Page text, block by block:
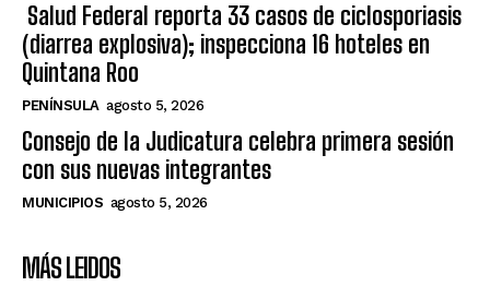
Salud Federal reporta 33 casos de ciclosporiasis
(diarrea explosiva); inspecciona 16 hoteles en
Quintana Roo
PENÍNSULA agosto 5, 2026
Consejo de la Judicatura celebra primera sesión
con sus nuevas integrantes
MUNICIPIOS agosto 5, 2026
MÁS LEIDOS